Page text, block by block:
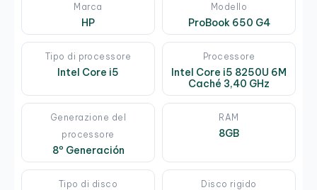
Marca
HP
Modello
ProBook 650 G4
Tipo di processore
Intel Core i5
Processore
Intel Core i5 8250U 6M
Caché 3,40 GHz
Generazione del
processore
8º Generación
RAM
8GB
Tipo di disco Disco rigido